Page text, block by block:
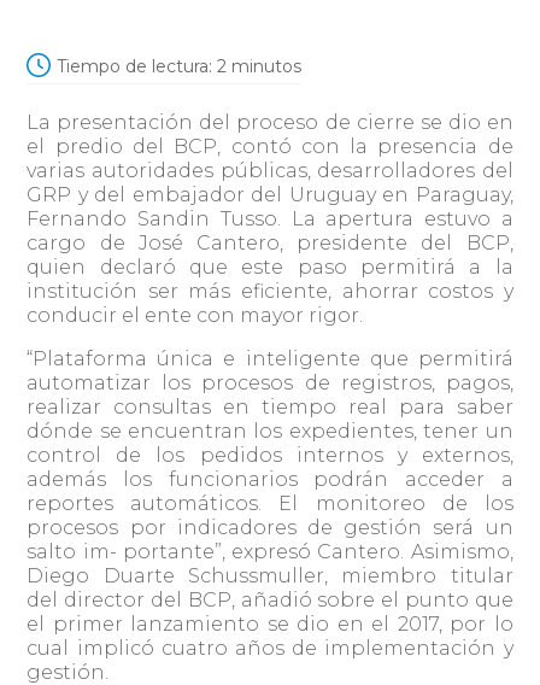
Tiempo de lectura: 2 minutos
La presentación del proceso de cierre se dio en
el predio del BCP, contó con la presencia de
varias autoridades públicas, desarrolladores del
GRP y del embajador del Uruguay en Paraguay,
Fernando Sandin Tusso. La apertura estuvo a
cargo de José Cantero, presidente del BCP,
quien declaró que este paso permitirá a la
institución ser más eficiente, ahorrar costos y
conducir el ente con mayor rigor.
“Plataforma única e inteligente que permitirá
automatizar los procesos de registros, pagos,
realizar consultas en tiempo real para saber
dónde se encuentran los expedientes, tener un
control de los pedidos internos y externos,
además los funcionarios podrán acceder a
reportes automáticos. El monitoreo de los
procesos por indicadores de gestión será un
salto im- portante”, expresó Cantero. Asimismo,
Diego Duarte Schussmuller, miembro titular
del director del BCP, añadió sobre el punto que
el primer lanzamiento se dio en el 2017, por lo
cual implicó cuatro años de implementación y
gestión.